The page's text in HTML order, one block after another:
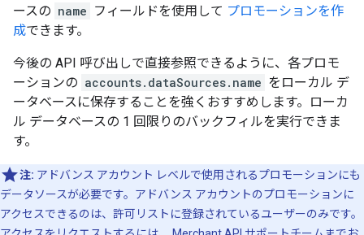
ースの name フィールドを使用して プロモーションを作
成できます。
今後の API 呼び出しで直接参照できるように、各プロモ
ーションの accounts.dataSources.name をローカル デ
ータベースに保存することを強くおすすめします。ローカ
ル データベースの 1 回限りのバックフィルを実行できま
す。
注: アドバンス アカウント レベルで使用されるプロモーションにも
データソースが必要です。アドバンス アカウントのプロモーションに
アクセスできるのは、許可リストに登録されているユーザーのみです。